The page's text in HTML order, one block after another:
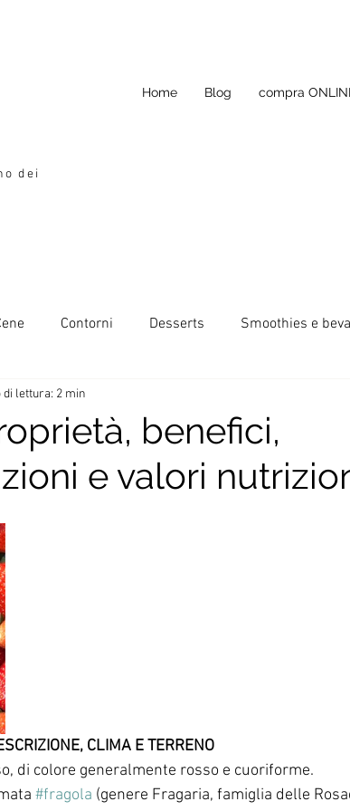
dei
Home Blog compra
Contorni Desserts Smoothies e
Si può congelare
Secondi piatti Piatti unici Divulgazione
del cibo
della stagionalità
benefici,
e valori
di lettura: 2 min
CLIMA E TERRENO
di colore generalmente rosso e cuoriforme.
#fragola (genere Fragaria, famiglia delle